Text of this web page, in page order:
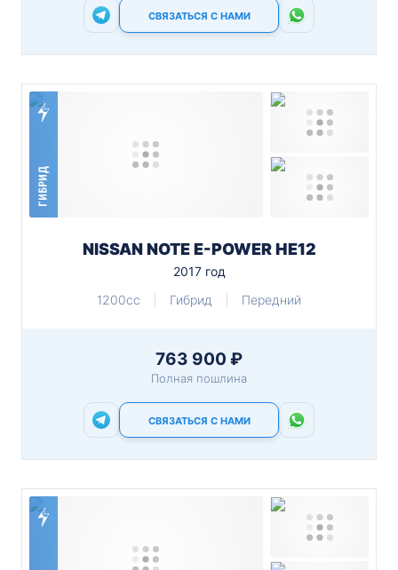
СВЯЗАТЬСЯ С НАМИ
ГИБРИД
NISSAN NOTE E-POWER HE12
2017 год
1200cc
Гибрид Передний
763 900 ₽
Полная пошлина
СВЯЗАТЬСЯ С НАМИ